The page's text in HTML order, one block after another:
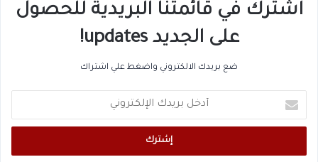
اشترك في قائمتنا البريدية للحصول
على الجديد updates!
ضع بريدك الالكتروني واضغط علي اشتراك
بريدك
الإلكتروني